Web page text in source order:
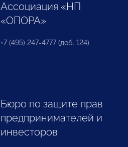
Ассоциация «НП
«ОПОРА»
+7 (495) 247-4777 (доб. 124)
Бюро по защите прав
предпринимателей и
инвесторов